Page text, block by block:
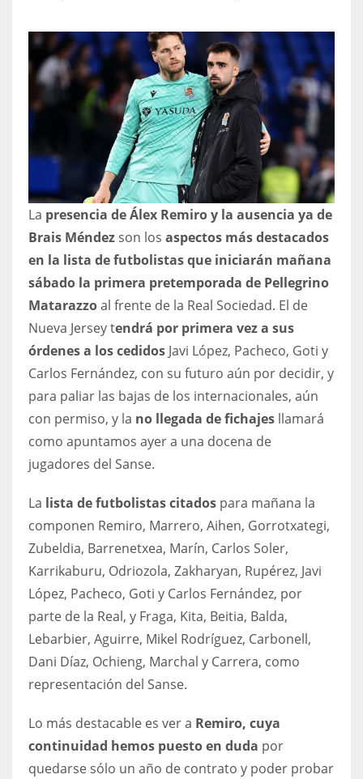
3
ATL
24
PIT
20
NE
16
OAK
19
24
DAL
22
La presencia de Álex Remiro y la ausencia ya de
Brais Méndez son los aspectos más destacados
en la lista de futbolistas que iniciarán mañana
sábado la primera pretemporada de Pellegrino
Matarazzoal frente de la Real Sociedad. El de
Nueva Jersey tendrá por primera vez a sus
órdenes a los cedidos Javi López, Pacheco, Goti y
Carlos Fernández, con su futuro aún por decidir, y
para paliar las bajas de los internacionales, aún
con permiso, y la no llegada de fichajes llamará
como apuntamos ayer a una docena de
jugadores del Sanse.
La lista de futbolistas citados para mañana la
componen Remiro, Marrero, Aihen, Gorrotxategi,
Zubeldia, Barrenetxea, Marín, Carlos Soler,
Karrikaburu, Odriozola, Zakharyan, Rupérez, Javi
López, Pacheco, Goti y Carlos Fernández, por
parte de la Real, y Fraga, Kita, Beitia, Balda,
Lebarbier, Aguirre, Mikel Rodríguez, Carbonell,
Dani Díaz, Ochieng, Marchal y Carrera, como
representación del Sanse.
Lo más destacable es ver a Remiro, cuya
continuidad hemos puesto en duda por
quedarse sólo un año de contrato y poder probar